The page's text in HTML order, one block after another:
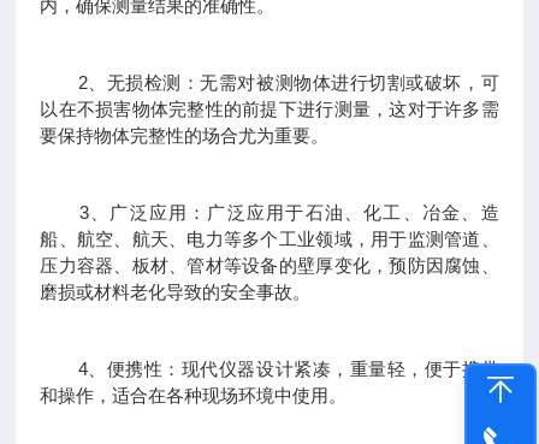
内，确保测量结果的准确性。
2、无损检测：无需对被测物体进行切割或破坏，可
以在不损害物体完整性的前提下进行测量，这对于许多需
要保持物体完整性的场合尤为重要。
3、广泛应用：广泛应用于石油、化工、冶金、造
船、航空、航天、电力等多个工业领域，用于监测管道、
压力容器、板材、管材等设备的壁厚变化，预防因腐蚀、
磨损或材料老化导致的安全事故。
4、便携性：现代仪器设计紧凑，重量轻，便于携带
和操作，适合在各种现场环境中使用。